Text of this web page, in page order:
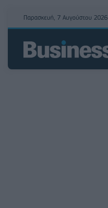
Παρασκευή, 7 Αυγούστου 2026